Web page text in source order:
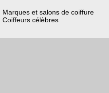
Marques et salons de coiffure
Coiffeurs célèbres